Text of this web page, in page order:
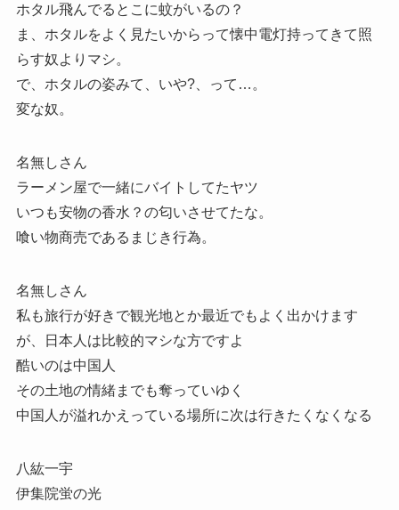
ホタル飛んでるとこに蚊がいるの？
ま、ホタルをよく見たいからって懐中電灯持ってきて照
らす奴よりマシ。
で、ホタルの姿みて、いや?、って…。
変な奴。
名無しさん
ラーメン屋で一緒にバイトしてたヤツ
いつも安物の香水？の匂いさせてたな。
喰い物商売であるまじき行為。
名無しさん
私も旅行が好きで観光地とか最近でもよく出かけます
が、日本人は比較的マシな方ですよ
酷いのは中国人
その土地の情緒までも奪っていゆく
中国人が溢れかえっている場所に次は行きたくなくなる
八紘一宇
伊集院蛍の光